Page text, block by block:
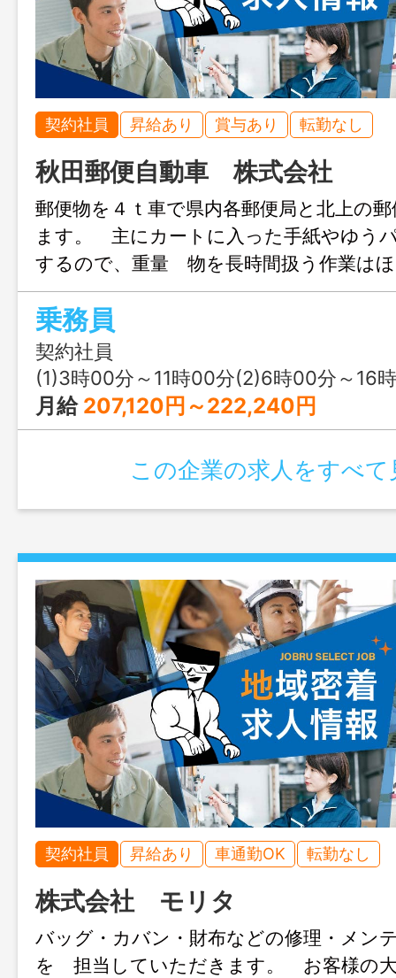
契約社員 昇給あり 賞与あり 転勤なし
秋田郵便自動車 株式会社
郵便物を４ｔ車で県内各郵便局と北上の
ます。 主にカートに入った手紙やゆう
するので、重量 物を長時間扱う作業は
せん。 ＊最初は２人業務で丁寧に指
に５～６回北上宿舎（個室・冷暖房完備
があります。宿泊手当有り。 ＊女性ド
迎です。 ＊正社員雇用有り。長く安定
応援します。 変更範囲：変更なし
乗務員
契約社員
(1)3時00分～11時00分(2)6時00分～16時00分
月給 207,120円～222,240円
この企業の求人をすべて
契約社員 昇給あり 車通勤OK 転勤なし
株式会社 モリタ
バッグ・カバン・財布などの修理・メン
を 担当していただきます。 お客様の